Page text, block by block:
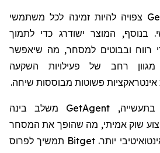
צפויה להיות זמינה לכל משתמשי
בנוסף, המוצר ישודרג כדי לתמוך
רווח ובבוטים למסחר, מה שיאפשר
רחב של פעילויות השקעה
אינטראקציות פשוטות מבוססות שיחה.
כמוצר הראשון מסוגו בתעשייה, GetAgent משלב בינה
שוק אמיתי, מה שהופך את המסחר
בקריפטו לחכם, מהיר ואינטואיטיבי יותר. Bitget תמשיך לפרוס